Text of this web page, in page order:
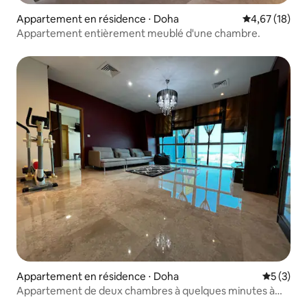
Appartement en résidence ⋅ Doha Évaluation
4,67 (18)
Appartement entièrement meublé d'une chambre.
Appartement en résidence ⋅ Doha
5 (3)
Appartement de deux chambres à quelques minutes à